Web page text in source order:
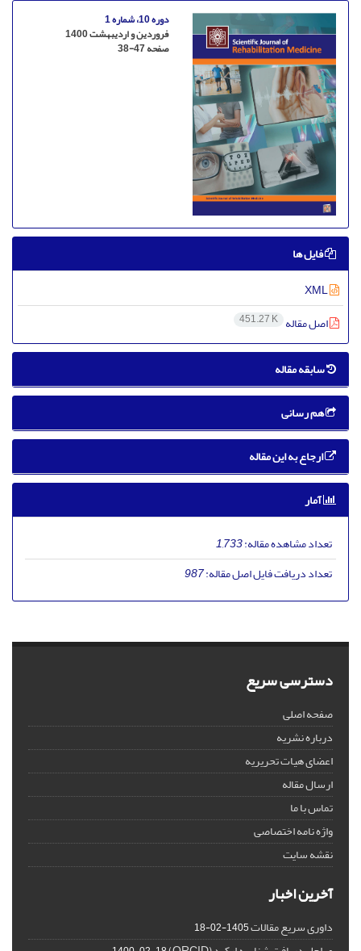
دوره 10، شماره 1
فروردین و اردیبهشت 1400
صفحه38-47
فایل ها
اصل مقاله 451.27 K
سابقه مقاله
هم رسانی
ارجاع به این مقاله
آمار
تعداد مشاهده مقاله:1,733
تعداد دریافت فایل اصل مقاله:987
دسترسی سریع
صفحه اصلی
درباره نشریه
اعضای هیات تحریریه
ارسال مقاله
تماس با ما
واژه نامه اختصاصی
نقشه سایت
آخرین اخبار
داوری سریع مقالات1405-02-18